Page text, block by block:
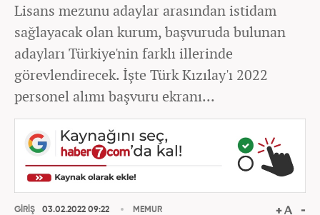
Lisans mezunu adaylar arasından istidam
sağlayacak olan kurum, başvuruda bulunan
adayları Türkiye'nin farklı illerinde
görevlendirecek. İşte Türk Kızılay'ı 2022
personel alımı başvuru ekranı...
GİRİŞ
03.02.2022 09:22
MEMUR